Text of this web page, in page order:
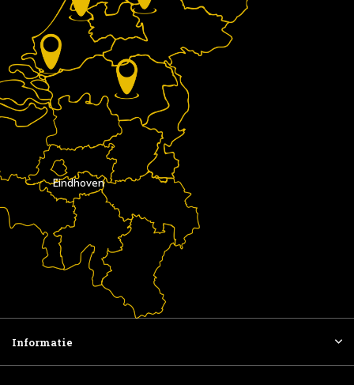
Eindhoven
Informatie